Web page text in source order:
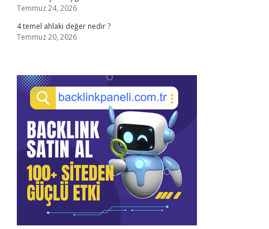
Temmuz 24, 2026
4 temel ahlaki değer nedir ?
Temmuz 20, 2026